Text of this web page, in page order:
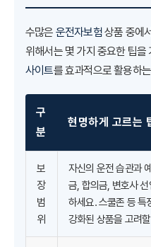
수많은 운전자보험상품 중에
위해서는 몇 가지 중요한 팁
사이트를 효과적으로 활용하
구
분
현명하게 고르는
보
장
범
위
자신의 운전 습관과
금, 합의금, 변호사
하세요. 스쿨존 등 특
강화된 상품을 고려